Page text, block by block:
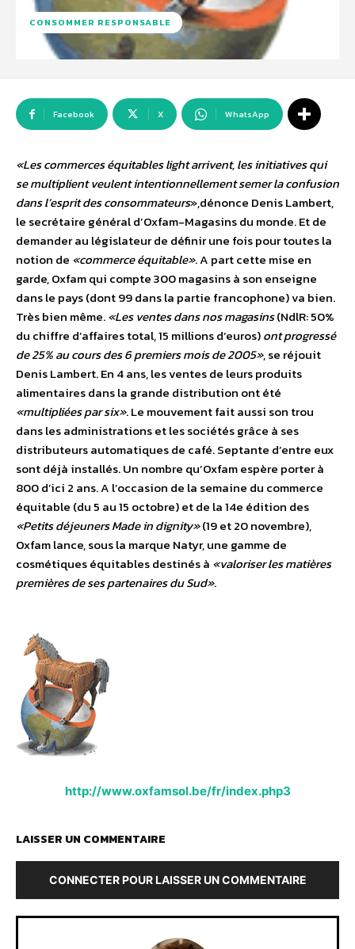
CONSOMMER RESPONSABLE
Facebook X WhatsApp
«Les commerces équitables light arrivent, les initiatives qui
se multiplient veulent intentionnellement semer la confusion
dans l’esprit des consommateurs»,dénonce Denis Lambert,
le secrétaire général d’Oxfam-Magasins du monde. Et de
demander au législateur de définir une fois pour toutes la
notion de «commerce équitable». A part cette mise en
garde, Oxfam qui compte 300 magasins à son enseigne
dans le pays (dont 99 dans la partie francophone) va bien.
Très bien même.«Les ventes dans nos magasins(NdlR: 50%
du chiffre d’affaires total, 15 millions d’euros)ont progressé
de 25% au cours des 6 premiers mois de 2005», se réjouit
Denis Lambert. En 4 ans, les ventes de leurs produits
alimentaires dans la grande distribution ont été
«multipliées par six». Le mouvement fait aussi son trou
dans les administrations et les sociétés grâce à ses
distributeurs automatiques de café. Septante d’entre eux
sont déjà installés. Un nombre qu’Oxfam espère porter à
800 d’ici 2 ans. A l’occasion de la semaine du commerce
équitable (du 5 au 15 octobre) et de la 14e édition des
«Petits déjeuners Made in dignity»(19 et 20 novembre),
Oxfam lance, sous la marque Natyr, une gamme de
cosmétiques équitables destinés à «valoriser les matières
premières de ses partenaires du Sud».
http://www.oxfamsol.be/fr/index.php3
LAISSER UN COMMENTAIRE
CONNECTER POUR LAISSER UN COMMENTAIRE